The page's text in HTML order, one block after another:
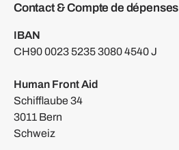
Contact & Compte de dépenses
IBAN
CH90 0023 5235 3080 4540 J
Human Front Aid
Schifflaube 34
3011 Bern
Schweiz